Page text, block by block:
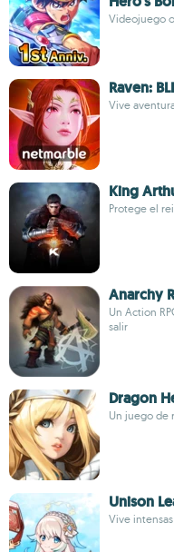
Videojuego
Raven:
Vive
King
Protege el
Anarchy
Un Action
salir
Dragon
Un juego de
Unison
Vive